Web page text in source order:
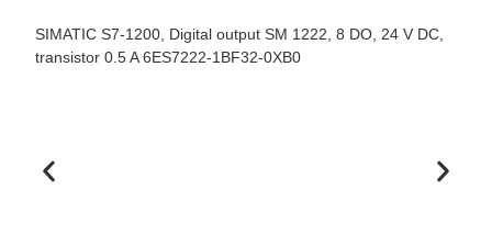
SIMATIC S7-1200, Digital output SM 1222, 8 DO, 24 V DC,
transistor 0.5 A 6ES7222-1BF32-0XB0